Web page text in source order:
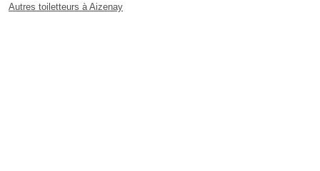
Autres toiletteurs à Aizenay